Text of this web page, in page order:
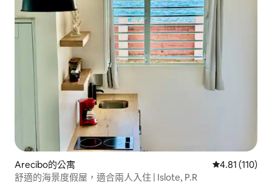
Arecibo的公寓 從 110 則評價
4.81 (110)
舒適的海景度假屋，適合兩人入住 | Islote, P.R